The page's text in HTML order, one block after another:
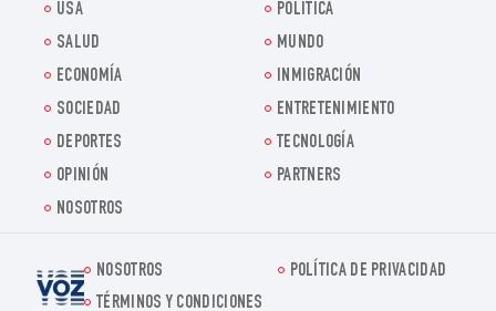
USA
POLITICA
SALUD
MUNDO
ECONOMÍA
INMIGRACIÓN
SOCIEDAD
ENTRETENIMIENTO
DEPORTES
TECNOLOGÍA
OPINIÓN
PARTNERS
NOSOTROS
Voz.us
NOSOTROS
POLÍTICA DE PRIVACIDAD
TÉRMINOS Y CONDICIONES